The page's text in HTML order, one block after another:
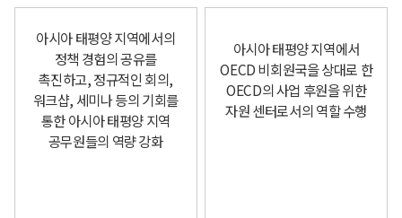
아시아 태평양 지역에서의
정책 경험의 공유를
촉진하고, 정규적인 회의,
워크샵, 세미나 등의 기회를
통한 아시아 태평양 지역
공무원들의 역량 강화
아시아 태평양 지역에서
OECD 비회원국을 상대로 한
OECD의 사업 후원을 위한
자원 센터로서의 역할 수행